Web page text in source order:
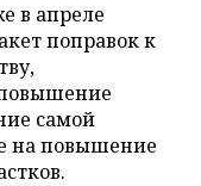
в апреле
поправок к
самой
на повышение